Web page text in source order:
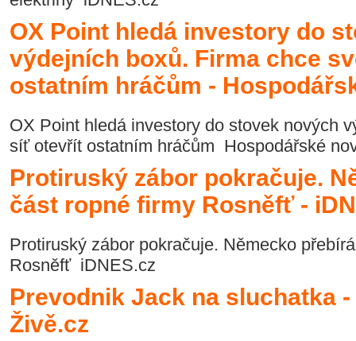
OX Point hledá investory do
výdejních boxů. Firma chce
ostatním hráčům -
OX Point hledá investory do stovek nových
síť otevřít ostatním hráčům Hospodářské
Protiruský zábor pokračuje.
část ropné firmy Rosněfť -
Protiruský zábor pokračuje. Německo
Rosněfť iDNES.cz
Prevodnik Jack na sluchatka
Živě.cz